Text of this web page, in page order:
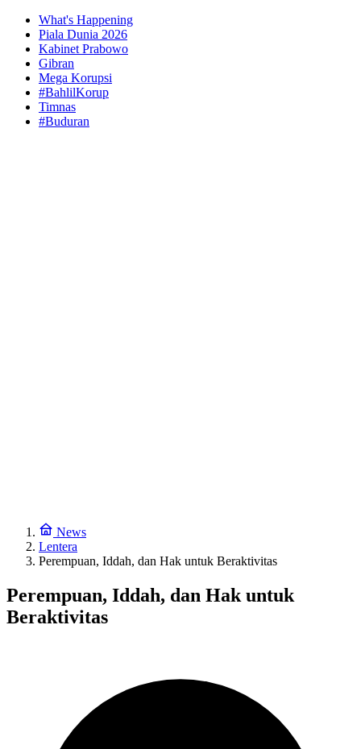
What's Happening
Piala Dunia 2026
Kabinet Prabowo
Gibran
Mega Korupsi
#BahlilKorup
Timnas
#Buduran
News
Lentera
Perempuan, Iddah, dan Hak untuk Beraktivitas
Perempuan, Iddah, dan Hak untuk
Beraktivitas